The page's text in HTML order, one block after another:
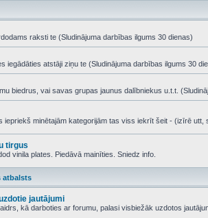
raksti te (Sludinājuma darbības ilgums 30 dienas)
iegādāties atstāji ziņu te (Sludinājuma darbības ilgums 30
biedrus, vai savas grupas jaunus dalībniekus u.t.t.
iepriekš minētajām kategorijām tas viss iekrīt šeit - (izīrē utt,
tirgus
vinila plates. Piedāvā mainīties. Sniedz info.
atbalsts
jautājumi
kā darboties ar forumu, palasi visbiežāk uzdotos